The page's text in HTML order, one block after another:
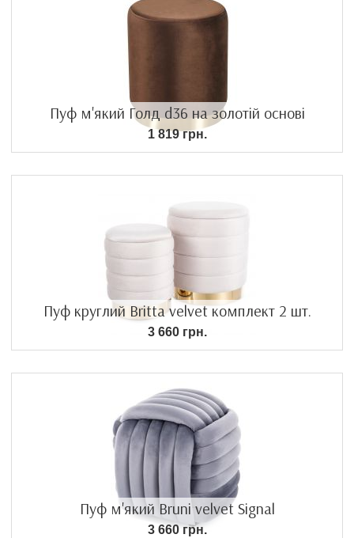
Пуф м'який Голд d36 на золотій основі
1 819 грн.
Пуф круглий Britta velvet комплект 2 шт.
3 660 грн.
Пуф м'який Bruni velvet Signal
3 660 грн.